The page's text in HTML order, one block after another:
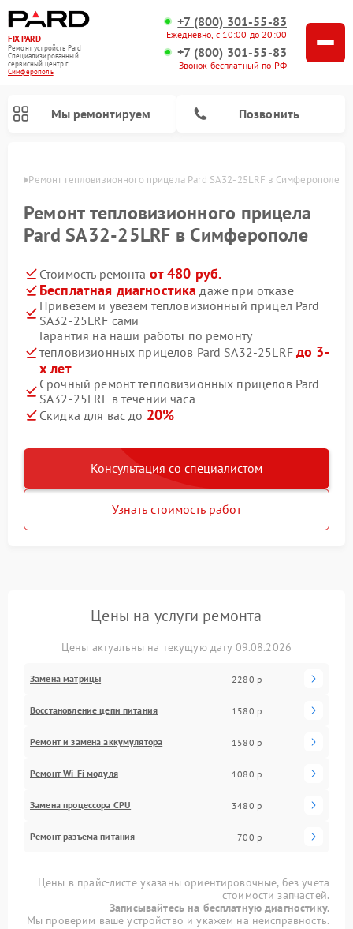
FIX-PARD
Ремонт устройств Pard
Специализированный
cервисный центр г.
Симферополь
+7 (800) 301-55-83
Ежедневно, с 10:00 до 20:00
+7 (800) 301-55-83
Звонок бесплатный по РФ
Мы ремонтируем Позвонить
Ремонт тепловизионного прицела Pard SA32-25LRF в Симферополе
Ремонт тепловизионного прицела
Pard SA32-25LRF в Симферополе
Стоимость ремонта от 480 руб.
Бесплатная диагностика даже при отказе
Привезем и увезем тепловизионный прицел Pard
SA32-25LRF сами
Гарантия на наши работы по ремонту
тепловизионных прицелов Pard SA32-25LRF до 3-
х лет
Срочный ремонт тепловизионных прицелов Pard
SA32-25LRF в течении часа
Скидка для вас до 20%
Консультация со специалистом
Узнать стоимость работ
Цены на услуги ремонта
Цены актуальны на текущую дату 09.08.2026
Замена матрицы 2280 р
Восстановление цепи питания 1580 р
Ремонт и замена аккумулятора 1580 р
Ремонт Wi-Fi модуля 1080 р
Замена процессора CPU 3480 р
Ремонт разъема питания 700 р
Цены в прайс-листе указаны ориентировочные, без учета
стоимости запчастей.
Записывайтесь на бесплатную диагностику.
Мы проверим ваше устройство и укажем на неисправность.